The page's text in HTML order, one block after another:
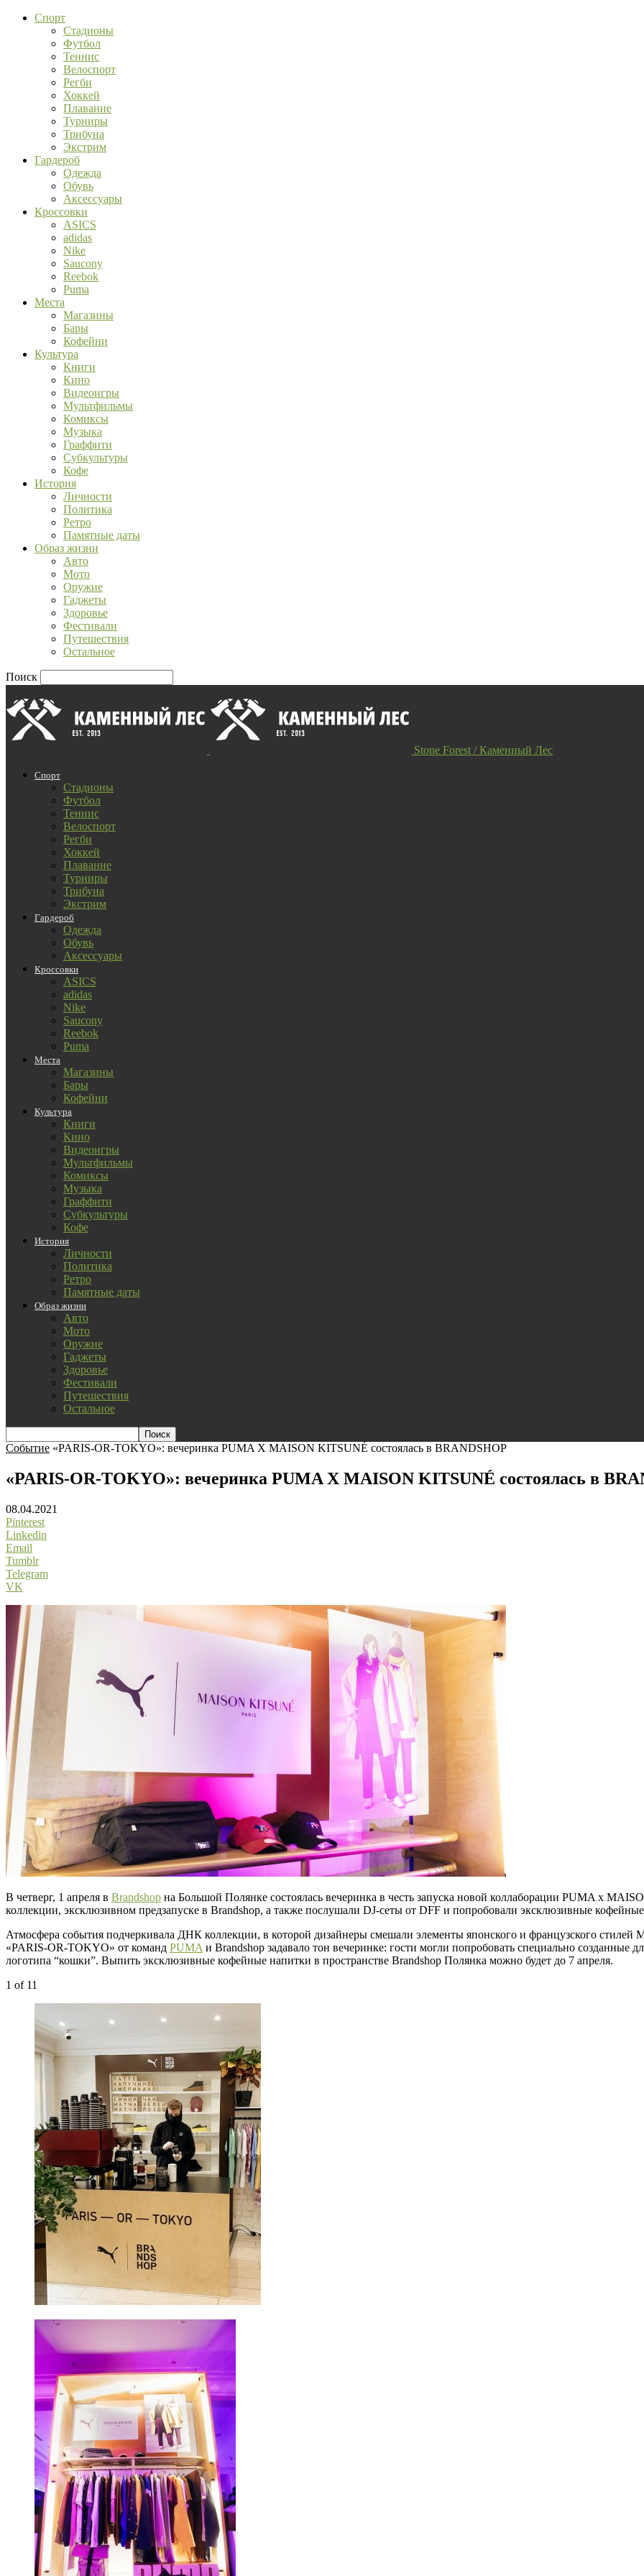
Спорт
Стадионы
Футбол
Теннис
Велоспорт
Регби
Хоккей
Плавание
Турниры
Трибуна
Экстрим
Гардероб
Одежда
Обувь
Аксессуары
Кроссовки
ASICS
adidas
Nike
Saucony
Reebok
Puma
Места
Магазины
Бары
Кофейни
Культура
Книги
Кино
Видеоигры
Мультфильмы
Комиксы
Музыка
Граффити
Субкультуры
Кофе
История
Личности
Политика
Ретро
Памятные даты
Образ жизни
Авто
Мото
Оружие
Гаджеты
Здоровье
Фестивали
Путешествия
Остальное
Поиск
Stone Forest / Каменный Лес
Спорт
Стадионы
Футбол
Теннис
Велоспорт
Регби
Хоккей
Плавание
Турниры
Трибуна
Экстрим
Гардероб
Одежда
Обувь
Аксессуары
Кроссовки
ASICS
adidas
Nike
Saucony
Reebok
Puma
Места
Магазины
Бары
Кофейни
Культура
Книги
Кино
Видеоигры
Мультфильмы
Комиксы
Музыка
Граффити
Субкультуры
Кофе
История
Личности
Политика
Ретро
Памятные даты
Образ жизни
Авто
Мото
Оружие
Гаджеты
Здоровье
Фестивали
Путешествия
Остальное
Событие «PARIS-OR-TOKYO»: вечеринка PUMA X MAISON KITSUNÉ состоялась в BRANDSHOP
«PARIS-OR-TOKYO»: вечеринка PUMA X MAISON KITSUNÉ состоялась в
08.04.2021
Pinterest
Linkedin
Email
Tumblr
Telegram
VK
В четверг, 1 апреля в Brandshop на Большой Полянке состоялась вечеринка в честь запуска новой коллаборации PUMA x
коллекции, эксклюзивном предзапуске в Brandshop, а также послушали DJ-сеты от DFF и попробовали эксклюзивные
Атмосфера события подчеркивала ДНК коллекции, в которой дизайнеры смешали элементы японского и французского
«PARIS-OR-TOKYO» от команд PUMA и Brandshop задавало тон вечеринке: гости могли попробовать специально созданные
логотипа “кошки”. Выпить эксклюзивные кофейные напитки в пространстве Brandshop Полянка можно будет до 7 апреля.
1 of 11